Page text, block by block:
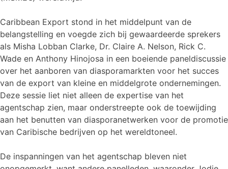
Caribbean Export stond in het middelpunt van de
belangstelling en voegde zich bij gewaardeerde sprekers
als Misha Lobban Clarke, Dr. Claire A. Nelson, Rick C.
Wade en Anthony Hinojosa in een boeiende paneldiscussie
over het aanboren van diasporamarkten voor het succes
van de export van kleine en middelgrote ondernemingen.
Deze sessie liet niet alleen de expertise van het
agentschap zien, maar onderstreepte ook de toewijding
aan het benutten van diasporanetwerken voor de promotie
van Caribische bedrijven op het wereldtoneel.
De inspanningen van het agentschap bleven niet